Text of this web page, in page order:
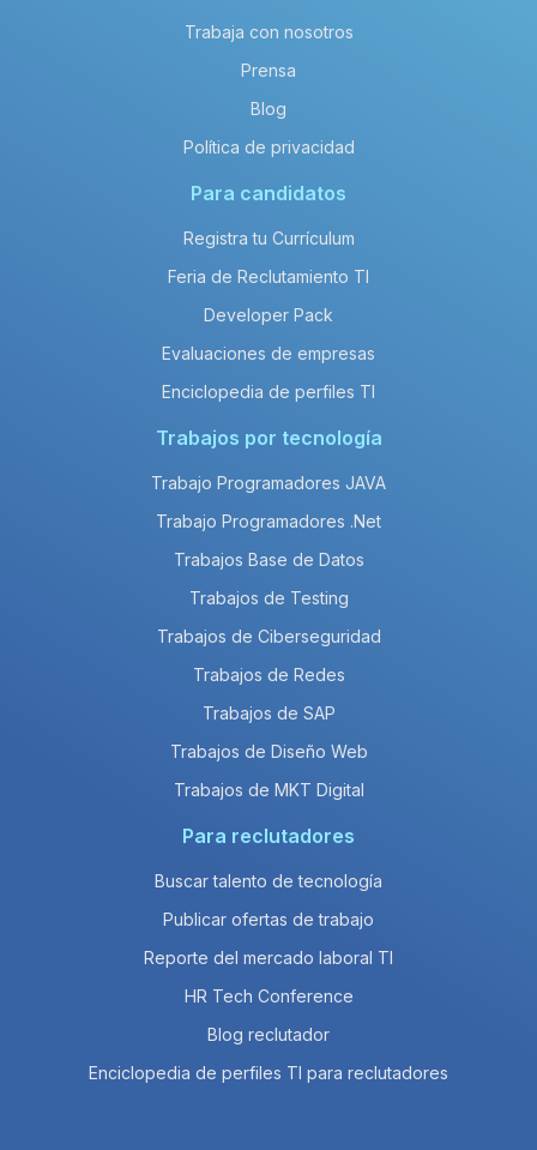
Trabaja con nosotros
Prensa
Blog
Política de privacidad
Para candidatos
Registra tu Currículum
Feria de Reclutamiento TI
Developer Pack
Evaluaciones de empresas
Enciclopedia de perfiles TI
Trabajos por tecnología
Trabajo Programadores JAVA
Trabajo Programadores .Net
Trabajos Base de Datos
Trabajos de Testing
Trabajos de Ciberseguridad
Trabajos de Redes
Trabajos de SAP
Trabajos de Diseño Web
Trabajos de MKT Digital
Para reclutadores
Buscar talento de tecnología
Publicar ofertas de trabajo
Reporte del mercado laboral TI
HR Tech Conference
Blog reclutador
Enciclopedia de perfiles TI para reclutadores